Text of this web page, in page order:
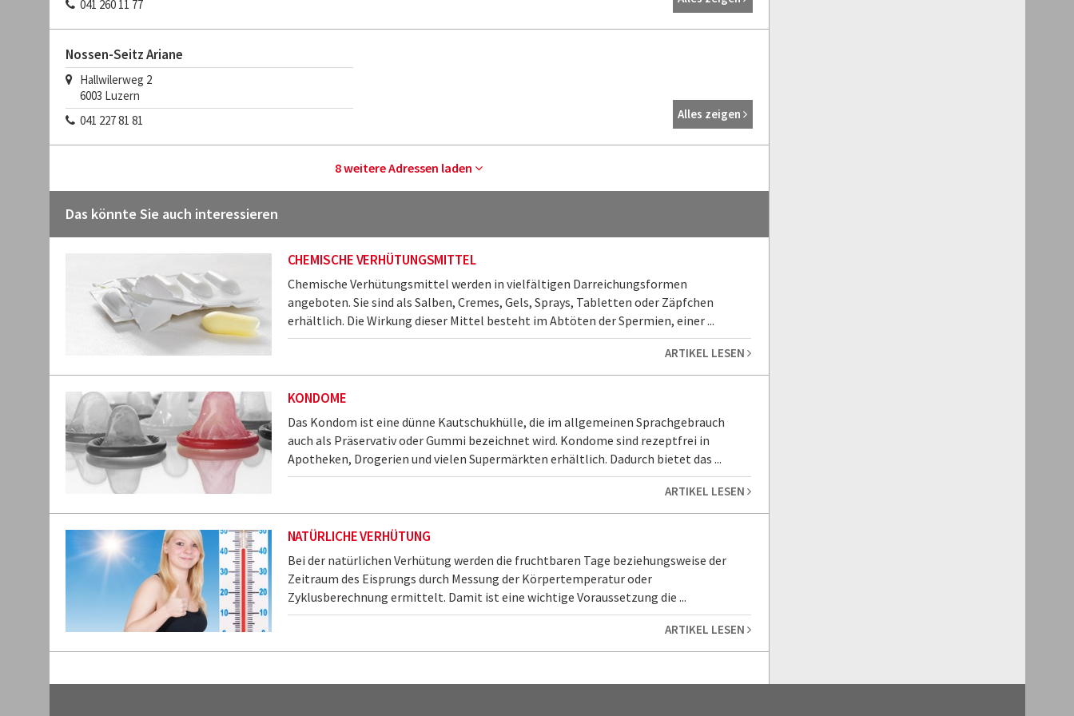
041 260 11 77
Nossen-Seitz Ariane
Hallwilerweg 2
6003 Luzern
041 227 81 81
Alles zeigen
8 weitere Adressen laden
Das könnte Sie auch interessieren
CHEMISCHE VERHÜTUNGSMITTEL
Chemische Verhütungsmittel werden in vielfältigen Darreichungsformen
angeboten. Sie sind als Salben, Cremes, Gels, Sprays, Tabletten oder Zäpfchen
erhältlich. Die Wirkung dieser Mittel besteht im Abtöten der Spermien, einer ...
ARTIKEL LESEN
KONDOME
Das Kondom ist eine dünne Kautschukhülle, die im allgemeinen Sprachgebrauch
auch als Präservativ oder Gummi bezeichnet wird. Kondome sind rezeptfrei in
Apotheken, Drogerien und vielen Supermärkten erhältlich. Dadurch bietet das ...
ARTIKEL LESEN
NATÜRLICHE VERHÜTUNG
Bei der natürlichen Verhütung werden die fruchtbaren Tage beziehungsweise der
Zeitraum des Eisprungs durch Messung der Körpertemperatur oder
Zyklusberechnung ermittelt. Damit ist eine wichtige Voraussetzung die ...
ARTIKEL LESEN